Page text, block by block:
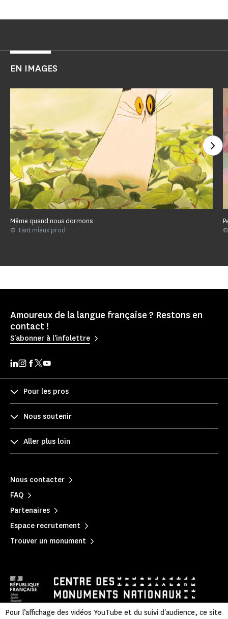
EN IMAGES
Même quand nous dormons
© Tant mieux prod
Amoureux de la langue française ? Restons en
contact !
S'abonner à l'infolettre
Pour les pros
Nous soutenir
Aller plus loin
Nous contacter
FAQ
Partenaires
Espace recrutement
Trouver un monument
Pour l’affichage des vidéos YouTube et du suivi d'audience, ce site